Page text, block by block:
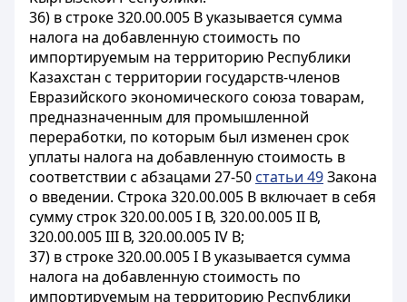
36) в строке 320.00.005 В указывается сумма
налога на добавленную стоимость по
импортируемым на территорию Республики
Казахстан с территории государств-членов
Евразийского экономического союза товарам,
предназначенным для промышленной
переработки, по которым был изменен срок
уплаты налога на добавленную стоимость в
соответствии с абзацами 27-50 статьи 49Закона
о введении. Строка 320.00.005 В включает в себя
сумму строк 320.00.005 I В, 320.00.005 II В,
320.00.005 III В, 320.00.005 IV В;
37) в строке 320.00.005 I В указывается сумма
налога на добавленную стоимость по
импортируемым на территорию Республики